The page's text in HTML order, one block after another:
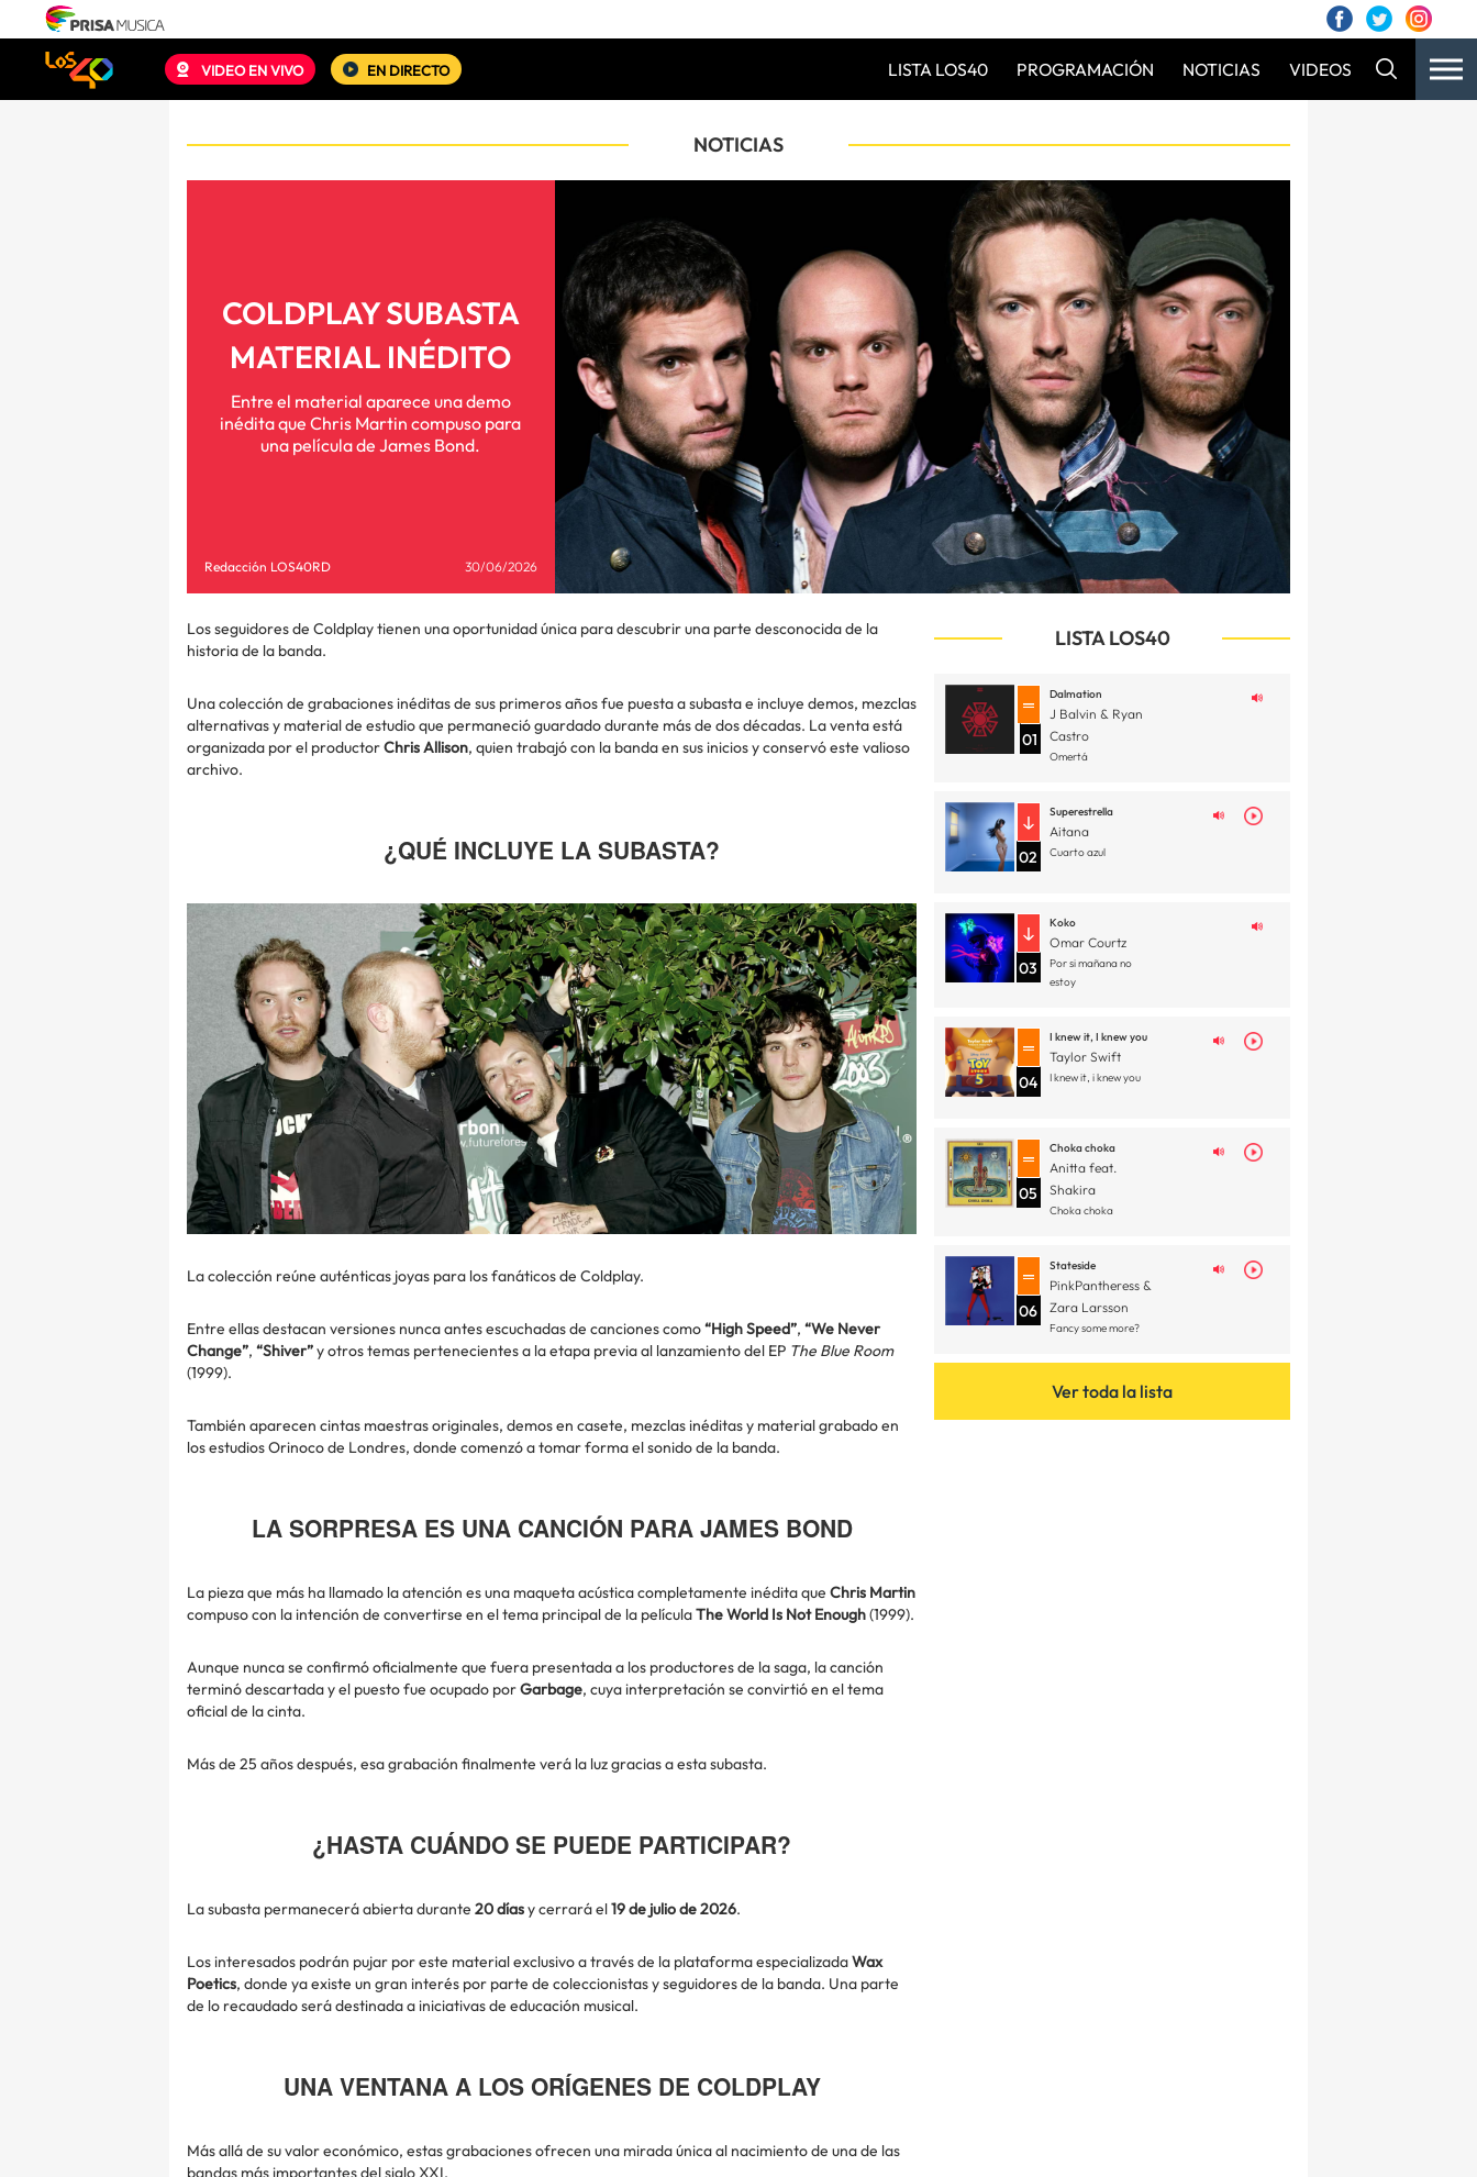
VIDEO EN VIVO EN DIRECTO LISTA LOS40 PROGRAMACIÓN NOTICIAS VIDEOS
NOTICIAS
COLDPLAY SUBASTA
MATERIAL INÉDITO
Entre el material aparece una demo
inédita que Chris Martin compuso para
una película de James Bond.
Redacción LOS40RD 30/06/2026
Los seguidores de Coldplay tienen una oportunidad única para descubrir una parte desconocida de la
historia de la banda.
Una colección de grabaciones inéditas de sus primeros años fue puesta a subasta e incluye demos, mezclas
alternativas y material de estudio que permaneció guardado durante más de dos décadas. La venta está
organizada por el productorChris Allison, quien trabajó con la banda en sus inicios y conservó este valioso
archivo.
¿QUÉ INCLUYE LA SUBASTA?
La colección reúne auténticas joyas para los fanáticos de Coldplay.
Entre ellas destacan versiones nunca antes escuchadas de canciones como“High Speed”, “We Never
Change”, “Shiver”y otros temas pertenecientes a la etapa previa al lanzamiento del EP The Blue Room
(1999).
También aparecen cintas maestras originales, demos en casete, mezclas inéditas y material grabado en
los estudios Orinoco de Londres, donde comenzó a tomar forma el sonido de la banda.
LA SORPRESA ES UNA CANCIÓN PARA JAMES BOND
La pieza que más ha llamado la atención es una maqueta acústica completamente inédita que Chris Martin
compuso con la intención de convertirse en el tema principal de la películaThe World Is Not Enough(1999).
Aunque nunca se confirmó oficialmente que fuera presentada a los productores de la saga, la canción
terminó descartada y el puesto fue ocupado porGarbage, cuya interpretación se convirtió en el tema
oficial de la cinta.
Más de 25 años después, esa grabación finalmente verá la luz gracias a esta subasta.
¿HASTA CUÁNDO SE PUEDE PARTICIPAR?
La subasta permanecerá abierta durante 20 díasy cerrará el19 de julio de 2026.
Los interesados podrán pujar por este material exclusivo a través de la plataforma especializadaWax
Poetics, donde ya existe un gran interés por parte de coleccionistas y seguidores de la banda. Una parte
de lo recaudado será destinada a iniciativas de educación musical.
UNA VENTANA A LOS ORÍGENES DE COLDPLAY
Más allá de su valor económico, estas grabaciones ofrecen una mirada única al nacimiento de una de las
bandas más importantes del siglo XXI.
LISTA LOS40
01
Dalmation
J Balvin & Ryan
Castro
Omertá
02
Superestrella
Aitana
Cuarto azul
03
Koko
Omar Courtz
Por si mañana no
estoy
04
I knew it, I knew you
Taylor Swift
I knew it, i knew you
05
Choka choka
Anitta feat.
Shakira
Choka choka
06
Stateside
PinkPantheress &
Zara Larsson
Fancy some more?
Ver toda la lista